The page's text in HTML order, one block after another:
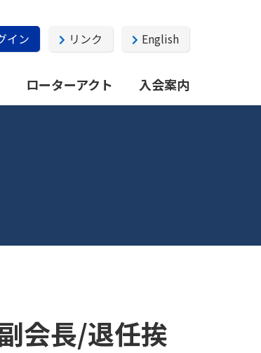
イン リンク English
ローターアクト 入会案内
会長/退任挨